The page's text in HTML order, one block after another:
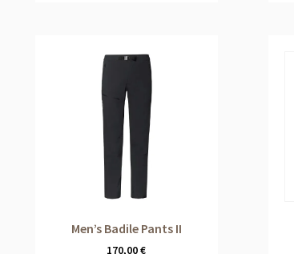
Men’s Badile Pants II
170,00€